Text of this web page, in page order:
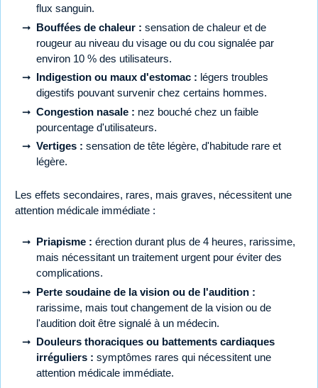
flux sanguin.
Bouffées de chaleur : sensation de chaleur et de
rougeur au niveau du visage ou du cou signalée par
environ 10 % des utilisateurs.
Indigestion ou maux d'estomac : légers troubles
digestifs pouvant survenir chez certains hommes.
Congestion nasale : nez bouché chez un faible
pourcentage d'utilisateurs.
Vertiges : sensation de tête légère, d'habitude rare et
légère.
Les effets secondaires, rares, mais graves, nécessitent une
attention médicale immédiate :
Priapisme : érection durant plus de 4 heures, rarissime,
mais nécessitant un traitement urgent pour éviter des
complications.
Perte soudaine de la vision ou de l'audition :
rarissime, mais tout changement de la vision ou de
l'audition doit être signalé à un médecin.
Douleurs thoraciques ou battements cardiaques
irréguliers : symptômes rares qui nécessitent une
attention médicale immédiate.